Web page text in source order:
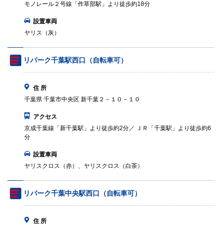
モノレール２号線「作草部駅」より徒歩約18分
設置車両
ヤリス（灰）
リパーク千葉駅西口（自転車可）
住 所
千葉県 千葉市中央区 新千葉２－１０－１０
アクセス
京成千葉線「新千葉駅」より徒歩約2分／ ＪＲ「千葉駅」より徒歩約6
分
設置車両
ヤリスクロス（赤）、ヤリスクロス（白茶）
リパーク千葉中央駅西口（自転車可）
住 所